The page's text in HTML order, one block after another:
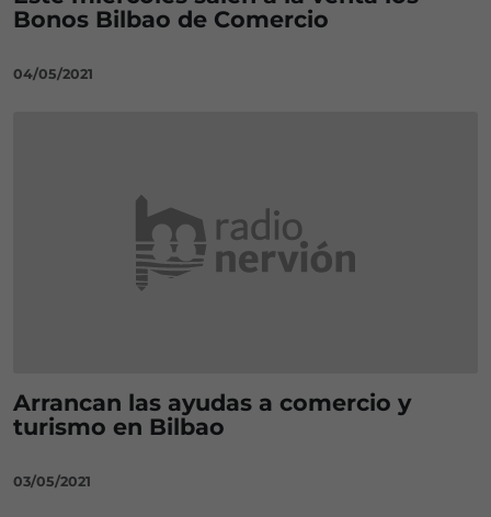
Bonos Bilbao de Comercio
04/05/2021
Arrancan las ayudas a comercio y
turismo en Bilbao
03/05/2021